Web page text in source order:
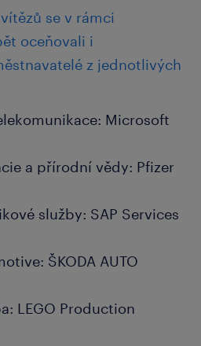
se v rámci
oceňovali i
z jednotlivých
Microsoft
a přírodní vědy: Pfizer
služby: SAP Services
ŠKODA AUTO
LEGO Production